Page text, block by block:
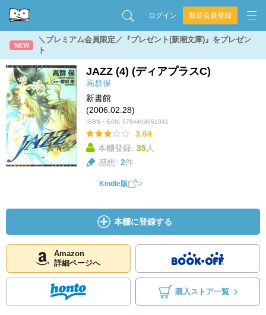
ログイン 新規会員登録
NEW
＼プレミアム会員限定／『プレゼント(新潮文庫)』をプレゼン
ト
JAZZ (4) (ディアプラスC)
高群保
新書館
(2006.02.28)
ISBN・EAN: 9784403661341
3.64
本棚登録: 35人
感想: 2件
Kindle版
本棚に登録する
Amazon
詳細ページへ
購入ストア一覧